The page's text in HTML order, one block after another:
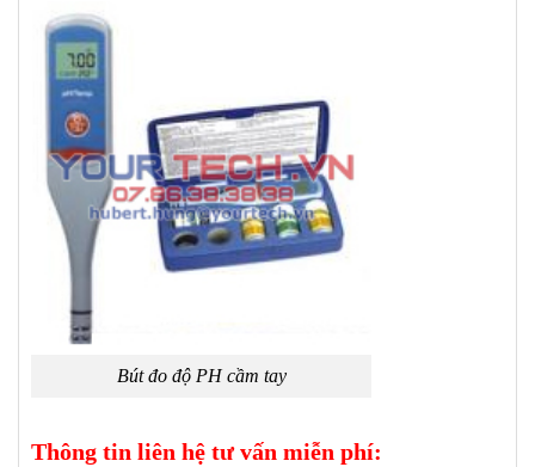
Bút đo độ PH cầm tay
Thông tin liên hệ tư vấn miễn phí: